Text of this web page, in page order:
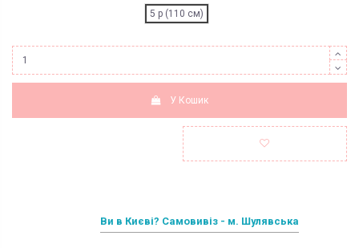
5 р (110 см)
У Кошик
Ви в Києві? Самовивіз - м. Шулявська